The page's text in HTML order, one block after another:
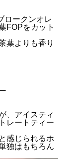
ロークンオレ
FOPをカット
葉よりも香り
、アイスティ
レートティー
感じられるホ
独はもちろん